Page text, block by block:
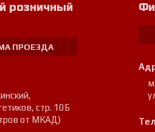
розничный
ПРОЕЗДА
,
стр. 10Б
от МКАД)